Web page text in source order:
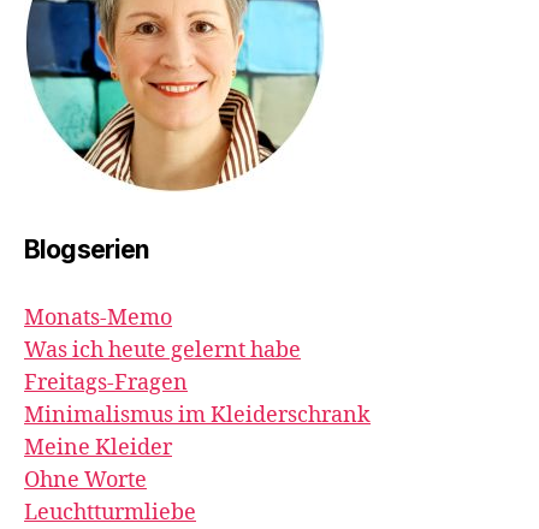
Blogserien
Monats-Memo
Was ich heute gelernt habe
Freitags-Fragen
Minimalismus im Kleiderschrank
Meine Kleider
Ohne Worte
Leuchtturmliebe